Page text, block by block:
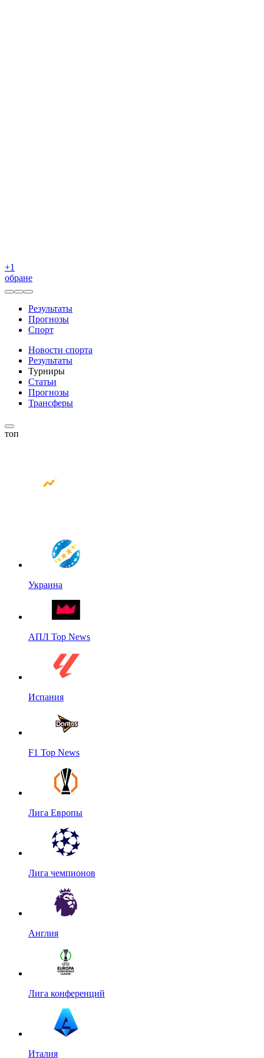
+1
обране
Результаты
Прогнозы
Спорт
Новости спорта
Результаты
Турниры
Статьи
Прогнозы
Трансферы
топ
Украина
АПЛ Top News
Испания
F1 Top News
Лига Европы
Лига чемпионов
Англия
Лига конференций
Италия